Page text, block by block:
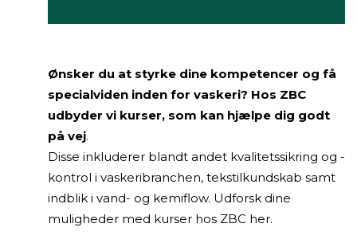
Ønsker du at styrke dine kompetencer og få
specialviden inden for vaskeri? Hos ZBC
udbyder vi kurser, som kan hjælpe dig godt
på vej.
Disse inkluderer blandt andet kvalitetssikring og -
kontrol i vaskeribranchen, tekstilkundskab samt
indblik i vand- og kemiflow. Udforsk dine
muligheder med kurser hos ZBC her.